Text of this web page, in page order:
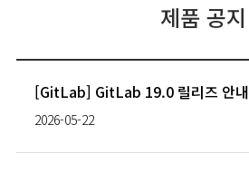
제품 공지
[GitLab] GitLab 19.0 릴리즈 안내
2026-05-22